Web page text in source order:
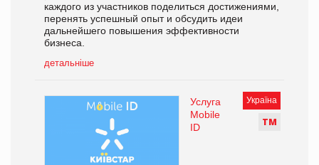
каждого из участников поделиться достижениями,
перенять успешный опыт и обсудить идеи
дальнейшего повышения эффективности
бизнеса.
детальніше
Україна
ТМ
Услуга
Mobile
ID